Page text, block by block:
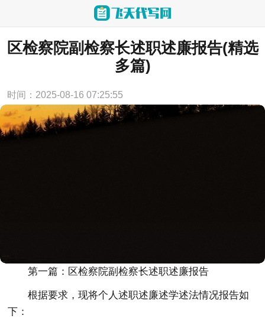
当前位置： 首页 > 述职报告
区检察院副检察长述职述廉报告(精选
多篇)
时间：2025-08-16 07:25:55
第一篇：区检察院副检察长述职述廉报告
根据要求，现将个人述职述廉述学述法情况报告如
下：